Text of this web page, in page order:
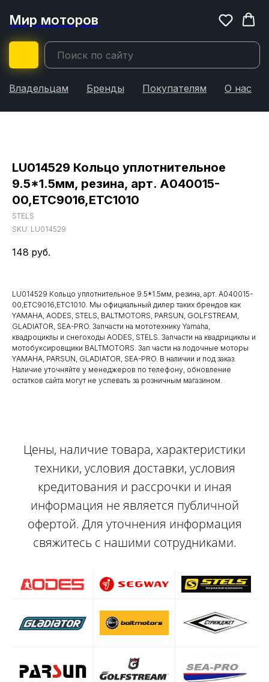
Мир моторов
Владельцам Бренды Покупателям О нас
LU014529 Кольцо уплотнительное
9.5*1.5мм, резина, арт. А040015-
00,ЕТС9016,ЕТС1010
STELS
SKU: LU014529
148 руб.
LU014529 Кольцо уплотнительное 9.5*1.5мм, резина, арт. А040015-
00,ЕТС9016,ЕТС1010. Мы официальный дилер таких брендов как
YAMAHA, AODES, STELS, BALTMOTORS, PARSUN, GOLFSTREAM,
GLADIATOR, SEA-PRO. Запчасти на мототехнику Yamaha,
квадроциклы и снегоходы AODES, STELS. Запчасти на квадрициклы и
мотобуксировщики BALTMOTORS. Зап части на лодочные моторы
YAMAHA, PARSUN, GLADIATOR, SEA-PRO. В наличии и под заказ.
Наличие уточняйте у менеджеров по телефону, обновление
остатков сайта могут не успевать за розничным магазином.
Цены, наличие товара, характеристики
техники, условия доставки, условия
кредитования и рассрочки и иная
информация не является публичной
офертой. Для уточнения информация
свяжитесь с нашими сотрудниками.